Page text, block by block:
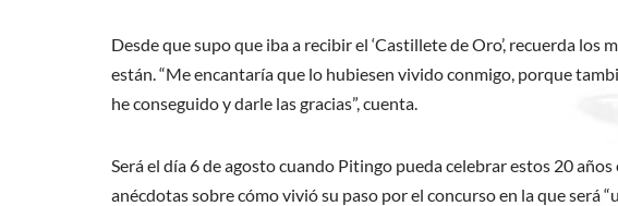
Desde que supo que iba a recibir el ‘Castillete de Oro’, recuerda
están. “Me encantaría que lo hubiesen vivido conmigo, porque
he conseguido y darle las gracias”, cuenta.
Será el día 6 de agosto cuando Pitingo pueda celebrar estos 20 años
anécdotas sobre cómo vivió su paso por el concurso en la que será